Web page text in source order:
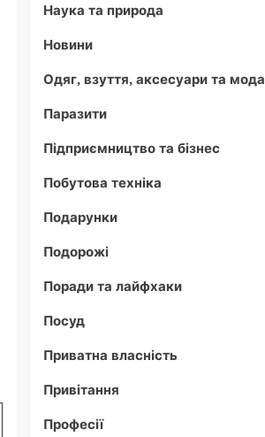
Наука та природа
Новини
Одяг, взуття, аксесуари та мода
Паразити
Підприємництво та бізнес
Побутова техніка
Подарунки
Подорожі
Поради та лайфхаки
Посуд
Приватна власність
Привітання
Професії